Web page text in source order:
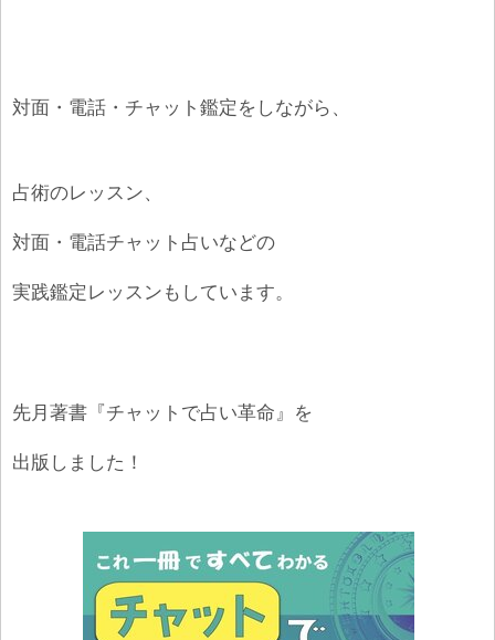
対面・電話・チャット鑑定をしながら、
占術のレッスン、
対面・電話チャット占いなどの
実践鑑定レッスンもしています。
先月著書『チャットで占い革命』を
出版しました！